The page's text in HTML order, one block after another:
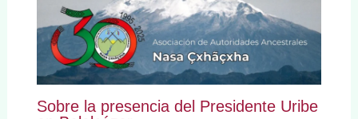
Sobre la presencia del Presidente Uribe